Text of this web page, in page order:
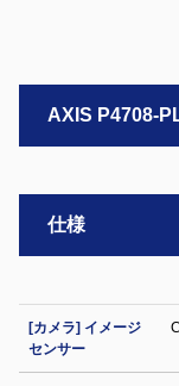
AXIS P4708-
仕様
[カメラ] イメージ
センサー